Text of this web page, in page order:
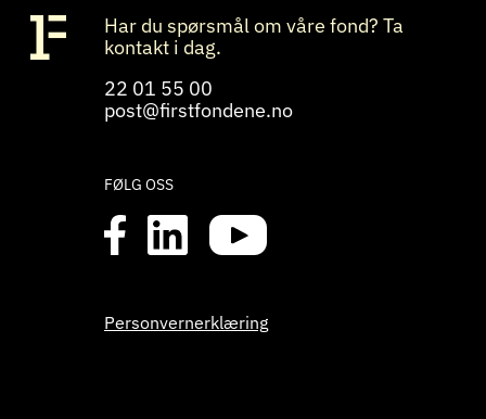
Har du spørsmål om våre fond? Ta
kontakt i dag.
22 01 55 00
post@firstfondene.no
FØLG OSS
Personvernerklæring